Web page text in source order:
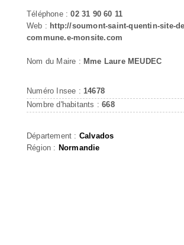
Téléphone :02 31 90 60 11
Web : http://soumont-saint-quentin-site-
commune.e-monsite.com
Nom du Maire : Mme Laure MEUDEC
Numéro Insee : 14678
Nombre d'habitants :668
Département : Calvados
Région : Normandie